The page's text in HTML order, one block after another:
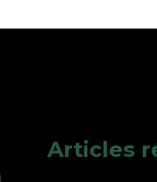
Articles